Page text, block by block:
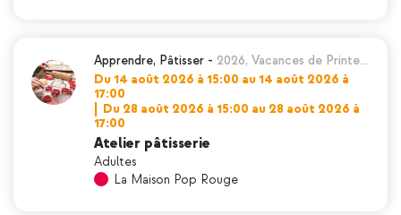
Apprendre, Pâtisser - 2026, Vacances de Printe…
Du 14 août 2026 à 15:00 au 14 août 2026 à
17:00
Du 28 août 2026 à 15:00 au 28 août 2026 à
17:00
Atelier pâtisserie
Adultes
La Maison Pop Rouge